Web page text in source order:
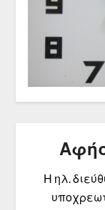
Η ηλ.